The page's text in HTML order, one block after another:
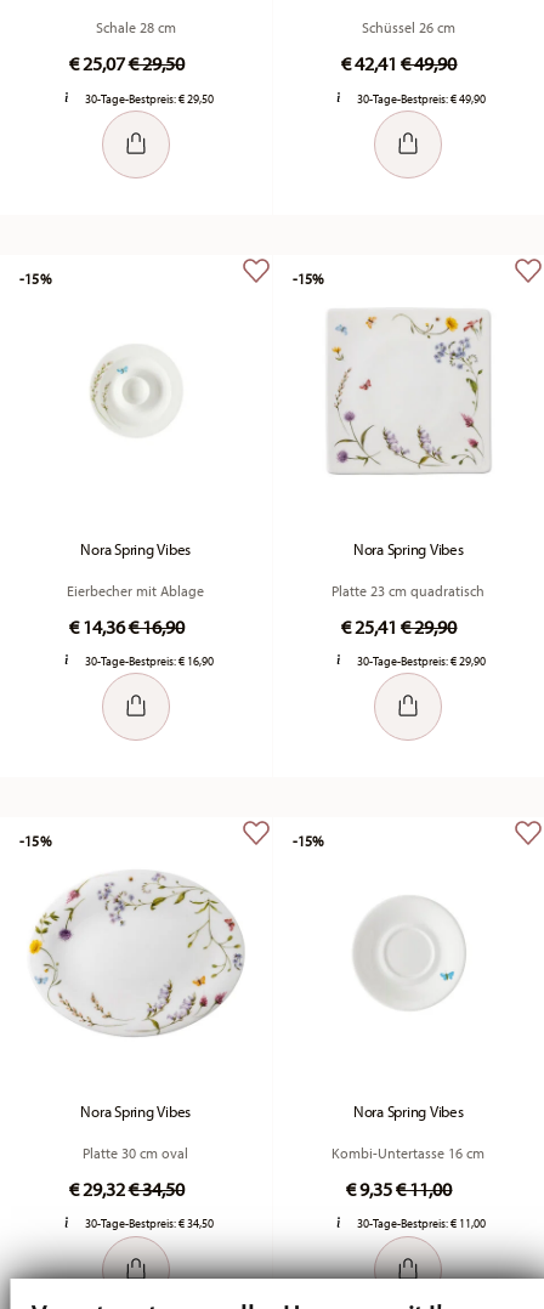
Schale 28 cm
€ 25,07Price reduced from
€ 29,50to
30-Tage-Bestpreis:€ 29,50
Schüssel 26 cm
€ 42,41Price reduced
€ 49,90to
30-Tage-Bestpreis:€ 49,90
Nora Spring Vibes
Eierbecher mit Ablage
€ 14,36Price reduced from
€ 16,90to
30-Tage-Bestpreis:€ 16,90
-15%
Nora Spring Vibes
Platte 23 cm quadratisch
€ 25,41Price reduced
€ 29,90to
30-Tage-Bestpreis:€ 29,90
-15%
Nora Spring Vibes
Platte 30 cm oval
€ 29,32Price reduced from
€ 34,50to
30-Tage-Bestpreis:€ 34,50
-15%
Nora Spring Vibes
Kombi-Untertasse 16 cm
€ 9,35Price reduced
€ 11,00to
30-Tage-Bestpreis:€ 11,00
-15%